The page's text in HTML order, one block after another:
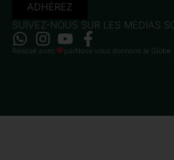
ADHÉREZ
SUIVEZ-NOUS SUR LES MÉDIAS
Réalisé avec parNous vous donnons le Globe